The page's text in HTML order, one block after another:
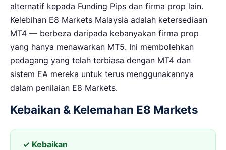
alternatif kepada Funding Pips dan firma prop lain.
Kelebihan E8 Markets Malaysia adalah ketersediaan
MT4 — berbeza daripada kebanyakan firma prop
yang hanya menawarkan MT5. Ini membolehkan
pedagang yang telah terbiasa dengan MT4 dan
sistem EA mereka untuk terus menggunakannya
dalam penilaian E8 Markets.
Kebaikan & Kelemahan E8 Markets
✓ Kebaikan